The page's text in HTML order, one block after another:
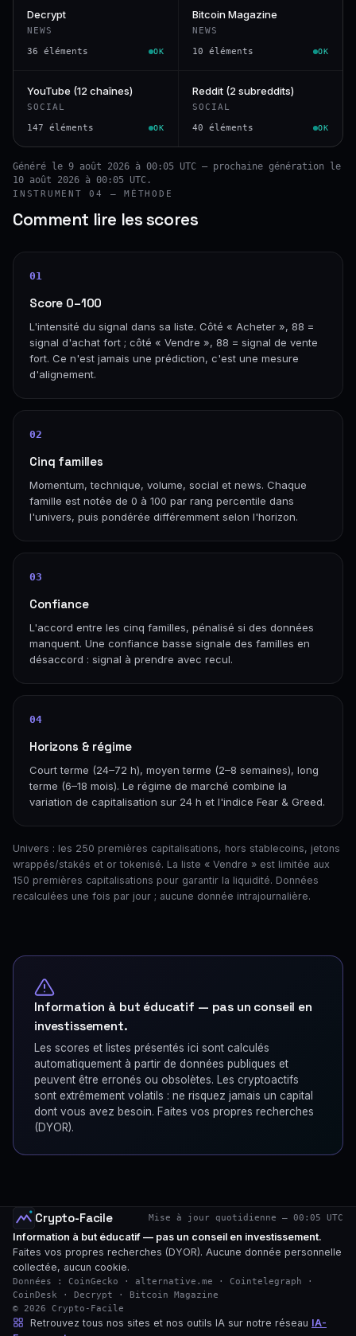
Decrypt
NEWS
36 éléments OK
Bitcoin Magazine
NEWS
10 éléments OK
YouTube (12 chaînes)
SOCIAL
147 éléments OK
Reddit (2 subreddits)
SOCIAL
40 éléments OK
Généré le 9 août 2026 à 00:05 UTC — prochaine génération le
10 août 2026 à 00:05 UTC.
INSTRUMENT 04 — MÉTHODE
Comment lire les scores
01
Score 0–100
L'intensité du signal dans sa liste. Côté « Acheter », 88 =
signal d'achat fort ; côté « Vendre », 88 = signal de vente
fort. Ce n'est jamais une prédiction, c'est une mesure
d'alignement.
02
Cinq familles
Momentum, technique, volume, social et news. Chaque
famille est notée de 0 à 100 par rang percentile dans
l'univers, puis pondérée différemment selon l'horizon.
03
Confiance
L'accord entre les cinq familles, pénalisé si des données
manquent. Une confiance basse signale des familles en
désaccord : signal à prendre avec recul.
04
Horizons & régime
Court terme (24–72 h), moyen terme (2–8 semaines), long
terme (6–18 mois). Le régime de marché combine la
variation de capitalisation sur 24 h et l'indice Fear & Greed.
Univers : les 250 premières capitalisations, hors stablecoins, jetons
wrappés/stakés et or tokenisé. La liste « Vendre » est limitée aux
150 premières capitalisations pour garantir la liquidité. Données
recalculées une fois par jour ; aucune donnée intrajournalière.
Information à but éducatif — pas un conseil en
investissement.
Les scores et listes présentés ici sont calculés
automatiquement à partir de données publiques et
peuvent être erronés ou obsolètes. Les cryptoactifs
sont extrêmement volatils : ne risquez jamais un capital
dont vous avez besoin. Faites vos propres recherches
(DYOR).
Crypto-Facile Mise à jour quotidienne — 00:05 UTC
Information à but éducatif — pas un conseil en investissement.
Faites vos propres recherches (DYOR). Aucune donnée personnelle
collectée, aucun cookie.
Données : CoinGecko · alternative.me · Cointelegraph ·
CoinDesk · Decrypt · Bitcoin Magazine
© 2026 Crypto-Facile
Retrouvez tous nos sites et nos outils IA sur notre réseau IA-